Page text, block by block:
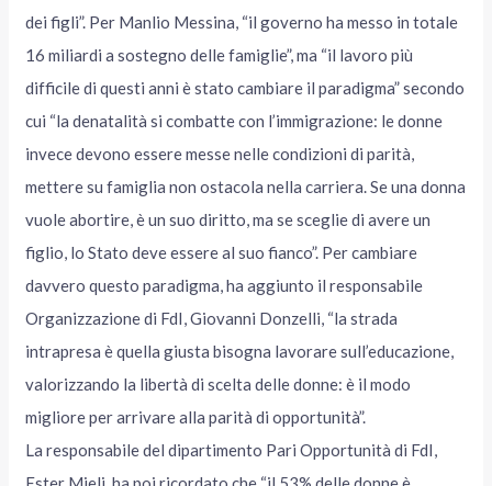
dei figli”. Per Manlio Messina, “il governo ha messo in totale
16 miliardi a sostegno delle famiglie”, ma “il lavoro più
difficile di questi anni è stato cambiare il paradigma” secondo
cui “la denatalità si combatte con l’immigrazione: le donne
invece devono essere messe nelle condizioni di parità,
mettere su famiglia non ostacola nella carriera. Se una donna
vuole abortire, è un suo diritto, ma se sceglie di avere un
figlio, lo Stato deve essere al suo fianco”. Per cambiare
davvero questo paradigma, ha aggiunto il responsabile
Organizzazione di FdI, Giovanni Donzelli, “la strada
intrapresa è quella giusta bisogna lavorare sull’educazione,
valorizzando la libertà di scelta delle donne: è il modo
migliore per arrivare alla parità di opportunità”.
La responsabile del dipartimento Pari Opportunità di FdI,